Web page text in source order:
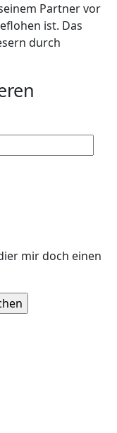
Partner vor
ist. Das
durch
mir doch einen